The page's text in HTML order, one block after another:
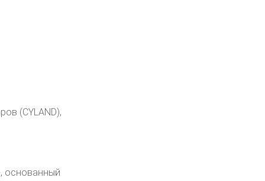
(CYLAND),
основанный